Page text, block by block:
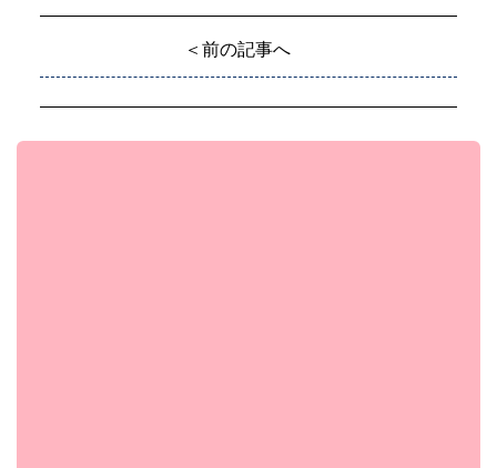
＜前の記事へ